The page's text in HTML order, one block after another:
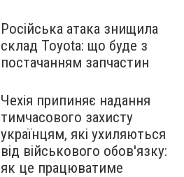
Російська атака знищила
склад Toyota: що буде з
постачанням запчастин
Чехія припиняє надання
тимчасового захисту
українцям, які ухиляються
від військового обов'язку:
як це працюватиме